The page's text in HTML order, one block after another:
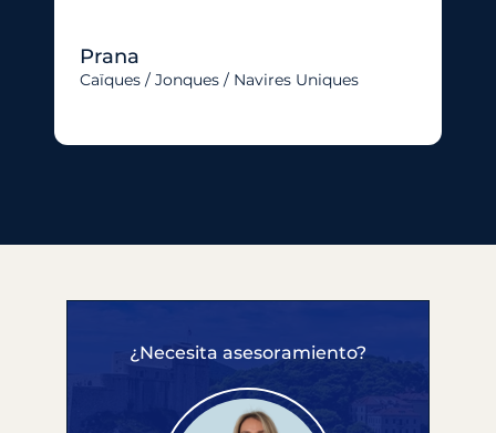
Prana
Caïques / Jonques / Navires Uniques
¿Necesita asesoramiento?